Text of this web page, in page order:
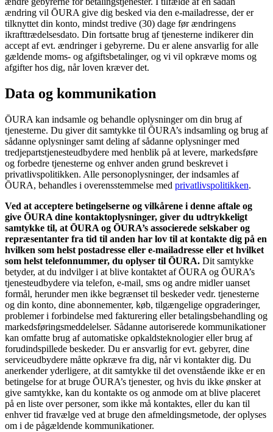
ændring vil ŌURA give dig besked via den e-mailadresse, der er
tilknyttet din konto, mindst tredive (30) dage før ændringens
ikrafttrædelsesdato. Din fortsatte brug af tjenesterne indikerer din
accept af evt. ændringer i gebyrerne. Du er alene ansvarlig for alle
gældende moms- og afgiftsbetalinger, og vi vil opkræve moms og
afgifter hos dig, når loven kræver det.
Data og kommunikation
ŌURA kan indsamle og behandle oplysninger om din brug af
tjenesterne. Du giver dit samtykke til ŌURA’s indsamling og brug af
sådanne oplysninger samt deling af sådanne oplysninger med
tredjepartstjenesteudbydere med henblik på at levere, markedsføre
og forbedre tjenesterne og enhver anden grund beskrevet i
privatlivspolitikken. Alle personoplysninger, der indsamles af
ŌURA, behandles i overensstemmelse med privatlivspolitikken.
Ved at acceptere betingelserne og vilkårene i denne aftale og
give ŌURA dine kontaktoplysninger, giver du udtrykkeligt
samtykke til, at ŌURA og ŌURA’s associerede selskaber og
repræsentanter fra tid til anden har lov til at kontakte dig på en
hvilken som helst postadresse eller e-mailadresse eller et hvilket
som helst telefonnummer, du oplyser til ŌURA. Dit samtykke
betyder, at du indvilger i at blive kontaktet af ŌURA og ŌURA’s
tjenesteudbydere via telefon, e-mail, sms og andre midler uanset
formål, herunder men ikke begrænset til beskeder vedr. tjenesterne
og din konto, dine abonnementer, køb, tilgængelige opgraderinger,
problemer i forbindelse med fakturering eller betalingsbehandling og
markedsføringsmeddelelser. Sådanne autoriserede kommunikationer
kan omfatte brug af automatiske opkaldsteknologier eller brug af
forudindspillede beskeder. Du er ansvarlig for evt. gebyrer, dine
serviceudbydere måtte opkræve fra dig, når vi kontakter dig. Du
anerkender yderligere, at dit samtykke til det ovenstående ikke er en
betingelse for at bruge ŌURA’s tjenester, og hvis du ikke ønsker at
give samtykke, kan du kontakte os og anmode om at blive placeret
på en liste over personer, som ikke må kontaktes, eller du kan til
enhver tid fravælge ved at bruge den afmeldingsmetode, der oplyses
om i de pågældende kommunikationer.